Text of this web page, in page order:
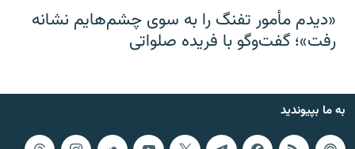
«دیدم مأمور تفنگ را به سوی چشم‌هایم نشانه
رفت»؛ گفت‌و‌گو با فریده صلواتی
به ما بپیوندید